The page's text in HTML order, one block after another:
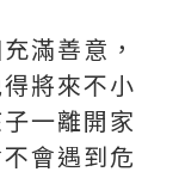
滿善意，
將來不小
一離開家
會遇到危